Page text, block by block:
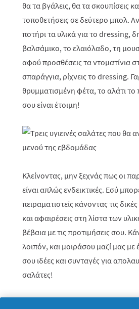
θα τα βγάλεις, θα τα σκουπίσεις
τοποθετήσεις σε δεύτερο μπολ.
ποτήρι τα υλικά για το dressing,
βαλσάμικο, το ελαιόλαδο, τη
αφού προσθέσεις τα ντοματίνια
σπαράγγια, ρίχνεις το dressing.
θρυμματισμένη φέτα, το αλάτι το
σου είναι έτοιμη!
Κλείνοντας, μην ξεχνάς πως οι
είναι απλώς ενδεικτικές. Εσύ
πειραματιστείς κάνοντας τις
και αφαιρέσεις στη λίστα των
βέβαια με τις προτιμήσεις σου.
λοιπόν, και μοιράσου μαζί μας με
σου ιδέες και συνταγές για
σαλάτες!